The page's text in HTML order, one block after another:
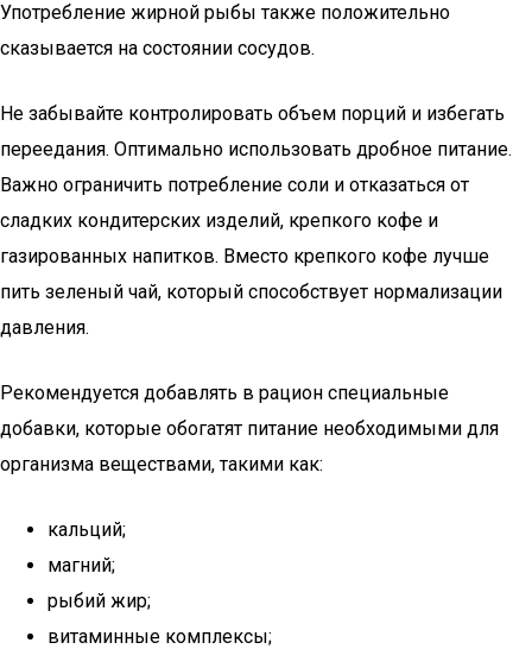
Употребление жирной рыбы также положительно
сказывается на состоянии сосудов.
Не забывайте контролировать объем порций и избегать
переедания. Оптимально использовать дробное питание.
Важно ограничить потребление соли и отказаться от
сладких кондитерских изделий, крепкого кофе и
газированных напитков. Вместо крепкого кофе лучше
пить зеленый чай, который способствует нормализации
давления.
Рекомендуется добавлять в рацион специальные
добавки, которые обогатят питание необходимыми для
организма веществами, такими как:
кальций;
магний;
рыбий жир;
витаминные комплексы;